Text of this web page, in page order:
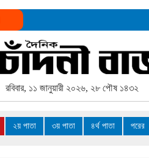
রবিবার, ১১ জানুয়ারী ২০২৬, ২৮ পৌষ ১৪৩২
২য় পাতা ৩য় পাতা ৪র্থ পাতা পরের